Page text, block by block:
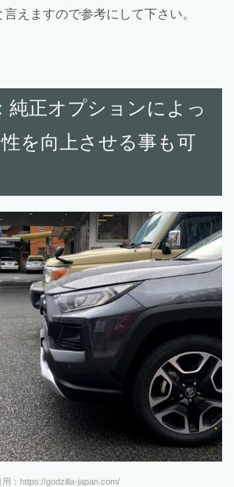
えますので参考にして下さい。
純正オプションによっ
を向上させる事も可
用：https://godzilla-japan.com/